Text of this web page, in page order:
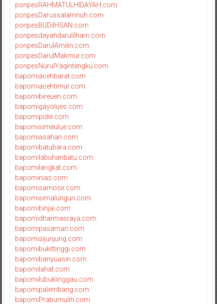
ponpesRAHMATULHIDAYAH.com
ponpesDarussalamnuh.com
ponpesBUDiIHSAN.com
ponpesdayahdarulilham.com
ponpesDarulAmilin.com
ponpesDarulMakmur.com
ponpesNurulYaqintengku.com
bapomiacehbarat.com
bapomiacehtimur.com
bapomibireuen.com
bapomigayolues.com
bapomipidie.com
bapomisimeulue.com
bapomiasahan.com
bapomibatubara.com
bapomilabuhanbatu.com
bapomilangkat.com
bapominias.com
bapomisamosir.com
bapomisimalungun.com
bapomibinjai.com
bapomidharmasraya.com
bapomipasaman.com
bapomisijunjung.com
bapomibukittinggi.com
bapomibanyuasin.com
bapomilahat.com
bapomilubuklinggau.com
bapomipalembang.com
bapomiPrabumulih.com